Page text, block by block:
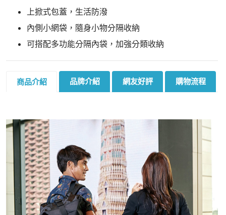
上掀式包蓋，生活防潑
內側小網袋，隨身小物分隔收納
可搭配多功能分隔內袋，加強分類收納
商品介紹 品牌介紹 網友好評 購物流程